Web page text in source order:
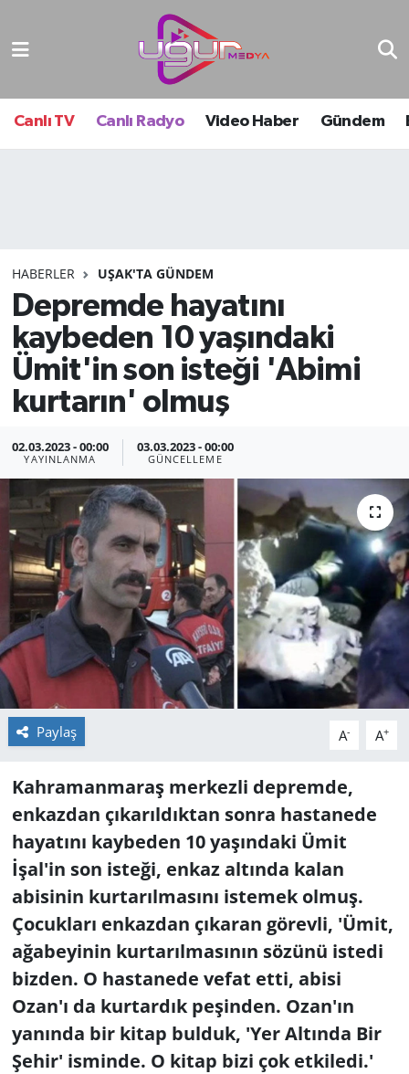
Canlı TV Canlı Radyo Video Haber Gündem
HABERLER UŞAK'TA GÜNDEM
Depremde hayatını
kaybeden 10 yaşındaki
Ümit'in son isteği 'Abimi
kurtarın' olmuş
02.03.2023 - 00:00
YAYINLANMA
03.03.2023 - 00:00
GÜNCELLEME
Paylaş A- A+
Kahramanmaraş merkezli depremde,
enkazdan çıkarıldıktan sonra hastanede
hayatını kaybeden 10 yaşındaki Ümit
İşal'in son isteği, enkaz altında kalan
abisinin kurtarılmasını istemek olmuş.
Çocukları enkazdan çıkaran görevli, 'Ümit,
ağabeyinin kurtarılmasının sözünü istedi
bizden. O hastanede vefat etti, abisi
Ozan'ı da kurtardık peşinden. Ozan'ın
yanında bir kitap bulduk, 'Yer Altında Bir
Şehir' isminde. O kitap bizi çok etkiledi.'
Nöbetçi Eczaneler
Hava Durumu
Tüm Manşetler
Son Dakika Haberleri
Haber Arşivi